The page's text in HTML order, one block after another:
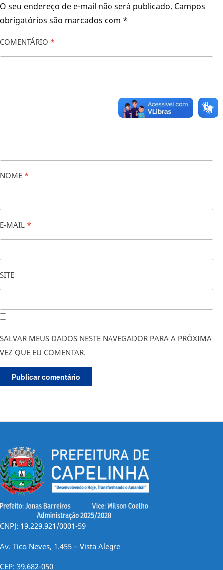
O seu endereço de e-mail não será publicado. Campos
obrigatórios são marcados com *
COMENTÁRIO *
NOME *
E-MAIL *
SITE
SALVAR MEUS DADOS NESTE NAVEGADOR PARA A PRÓXIMA
VEZ QUE EU COMENTAR.
CNPJ: 19.229.921/0001-59
Av. Tico Neves, 1.455 – Vista Alegre
CEP: 39.682-050